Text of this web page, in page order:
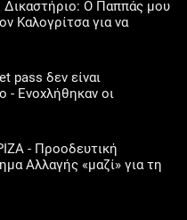
Δικαστήριο: Ο Παππάς μου
Καλογρίτσα για να
pass δεν είναι
- Ενοχλήθηκαν οι
- Προοδευτική
Αλλαγής «μαζί» για τη
στην πολιτική